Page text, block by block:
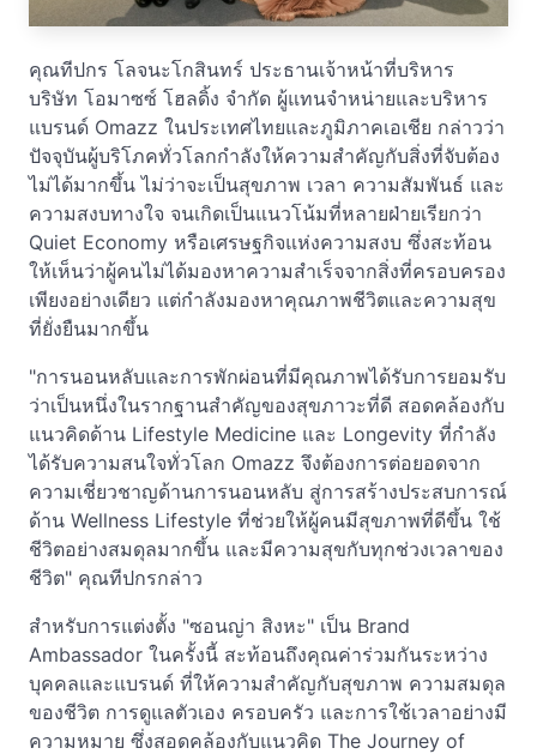
คุณทีปกร โลจนะโกสินทร์ ประธานเจ้าหน้าที่บริหาร
บริษัท โอมาซซ์ โฮลดิ้ง จำกัด ผู้แทนจำหน่ายและบริหาร
แบรนด์ Omazz ในประเทศไทยและภูมิภาคเอเชีย กล่าวว่า
ปัจจุบันผู้บริโภคทั่วโลกกำลังให้ความสำคัญกับสิ่งที่จับต้อง
ไม่ได้มากขึ้น ไม่ว่าจะเป็นสุขภาพ เวลา ความสัมพันธ์ และ
ความสงบทางใจ จนเกิดเป็นแนวโน้มที่หลายฝ่ายเรียกว่า
Quiet Economy หรือเศรษฐกิจแห่งความสงบ ซึ่งสะท้อน
ให้เห็นว่าผู้คนไม่ได้มองหาความสำเร็จจากสิ่งที่ครอบครอง
เพียงอย่างเดียว แต่กำลังมองหาคุณภาพชีวิตและความสุข
ที่ยั่งยืนมากขึ้น
"การนอนหลับและการพักผ่อนที่มีคุณภาพได้รับการยอมรับ
ว่าเป็นหนึ่งในรากฐานสำคัญของสุขภาวะที่ดี สอดคล้องกับ
แนวคิดด้าน Lifestyle Medicine และ Longevity ที่กำลัง
ได้รับความสนใจทั่วโลก Omazz จึงต้องการต่อยอดจาก
ความเชี่ยวชาญด้านการนอนหลับ สู่การสร้างประสบการณ์
ด้าน Wellness Lifestyle ที่ช่วยให้ผู้คนมีสุขภาพที่ดีขึ้น ใช้
ชีวิตอย่างสมดุลมากขึ้น และมีความสุขกับทุกช่วงเวลาของ
ชีวิต" คุณทีปกรกล่าว
สำหรับการแต่งตั้ง "ซอนญ่า สิงหะ" เป็น Brand
Ambassador ในครั้งนี้ สะท้อนถึงคุณค่าร่วมกันระหว่าง
บุคคลและแบรนด์ ที่ให้ความสำคัญกับสุขภาพ ความสมดุล
ของชีวิต การดูแลตัวเอง ครอบครัว และการใช้เวลาอย่างมี
ความหมาย ซึ่งสอดคล้องกับแนวคิด The Journey of